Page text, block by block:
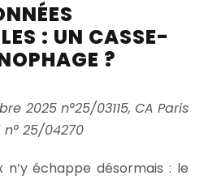
: UN CASSE-
?
2025 n°25/03115, CA Paris
25/04270
n’y échappe désormais : le